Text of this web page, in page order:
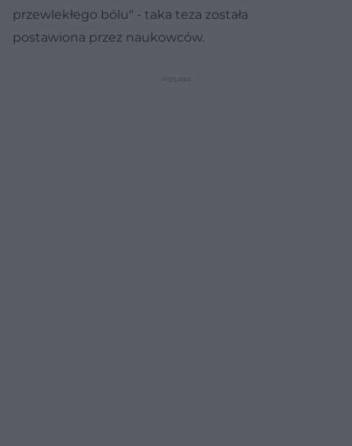
przewlekłego bólu" - taka teza została
postawiona przez naukowców.